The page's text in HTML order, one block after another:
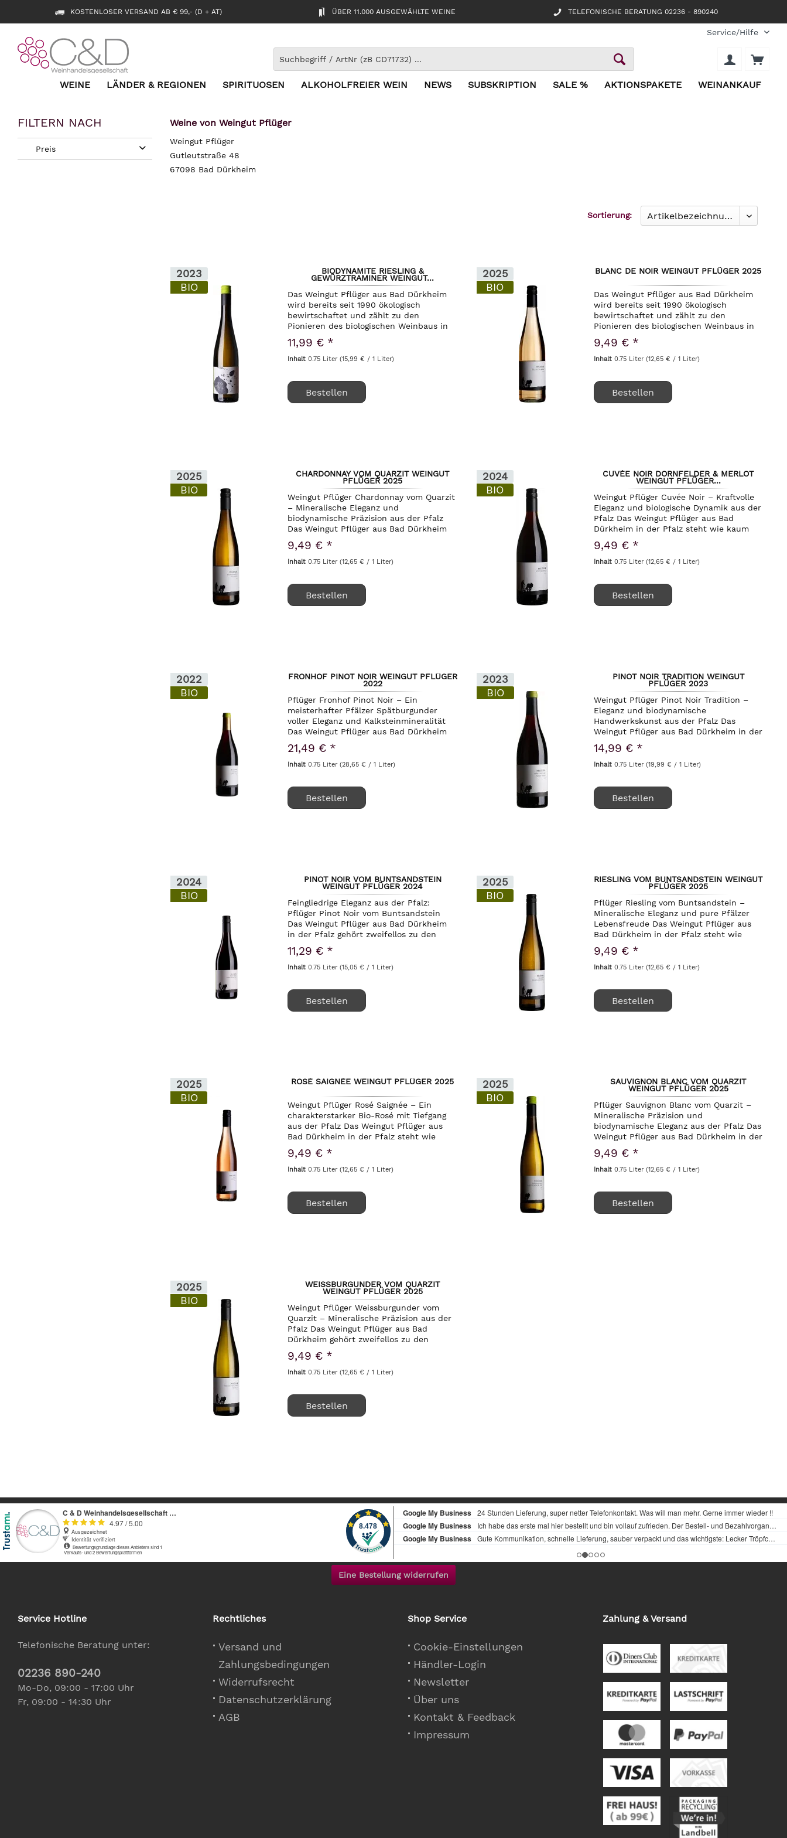
KOSTENLOSER VERSAND AB € 99,- (D + AT) ÜBER 11.000 AUSGEWÄHLTE WEINE TELEFONISCHE BERATUNG 02236 - 890240
Service/Hilfe
WEINE LÄNDER & REGIONEN SPIRITUOSEN ALKOHOLFREIER WEIN NEWS SUBSKRIPTION SALE % AKTIONSPAKETE WEINANKAUF
FILTERN NACH
Preis
Weine von Weingut Pflüger
Weingut Pflüger
Gutleutstraße 48
67098 Bad Dürkheim
Sortierung:
2023
BIO
BIODYNAMITE RIESLING &
GEWÜRZTRAMINER WEINGUT...
Das Weingut Pflüger aus Bad Dürkheim
wird bereits seit 1990 ökologisch
bewirtschaftet und zählt zu den
Pionieren des biologischen Weinbaus in
der Pfalz. Seit 2007 geht es hier richtig
rund und der Junior Alexander Pflüger
übernimmt die...
11,99 € *
Inhalt0.75 Liter(15,99 € / 1 Liter)
Bestellen
2025
BIO
BLANC DE NOIR WEINGUT PFLÜGER 2025
Das Weingut Pflüger aus Bad Dürkheim
wird bereits seit 1990 ökologisch
bewirtschaftet und zählt zu den
Pionieren des biologischen Weinbaus in
der Pfalz. Seit 2007 geht es hier richtig
rund und der Junior Alexander Pflüger
übernimmt die...
9,49 € *
Inhalt 0.75 Liter (12,65 € / 1 Liter)
Bestellen
2025
BIO
CHARDONNAY VOM QUARZIT WEINGUT
PFLÜGER 2025
Weingut Pflüger Chardonnay vom Quarzit
– Mineralische Eleganz und
biodynamische Präzision aus der Pfalz
Das Weingut Pflüger aus Bad Dürkheim
in der Pfalz steht wie kaum ein zweites
für die Symbiose aus traditionellem
Handwerk, visionärem...
9,49 € *
Inhalt0.75 Liter(12,65 € / 1 Liter)
Bestellen
2024
BIO
CUVÉE NOIR DORNFELDER & MERLOT
WEINGUT PFLÜGER...
Weingut Pflüger Cuvée Noir – Kraftvolle
Eleganz und biologische Dynamik aus der
Pfalz Das Weingut Pflüger aus Bad
Dürkheim in der Pfalz steht wie kaum
ein anderes für den harmonischen
Einklang von Natur, Handwerk und
Herkunft. Unter der...
9,49 € *
Inhalt 0.75 Liter (12,65 € / 1 Liter)
Bestellen
2022
BIO
FRONHOF PINOT NOIR WEINGUT PFLÜGER
2022
Pflüger Fronhof Pinot Noir – Ein
meisterhafter Pfälzer Spätburgunder
voller Eleganz und Kalksteinmineralität
Das Weingut Pflüger aus Bad Dürkheim
in der Pfalz steht wie kaum ein anderes
für den respektvollen Umgang mit der
Natur und eine...
21,49 € *
Inhalt0.75 Liter(28,65 € / 1 Liter)
Bestellen
2023
BIO
PINOT NOIR TRADITION WEINGUT
PFLÜGER 2023
Weingut Pflüger Pinot Noir Tradition –
Eleganz und biodynamische
Handwerkskunst aus der Pfalz Das
Weingut Pflüger aus Bad Dürkheim in der
Pfalz steht wie kaum ein anderes für die
harmonische Verbindung von
traditionellem Handwerk und...
14,99 € *
Inhalt 0.75 Liter (19,99 € / 1 Liter)
Bestellen
2024
BIO
PINOT NOIR VOM BUNTSANDSTEIN
WEINGUT PFLÜGER 2024
Feingliedrige Eleganz aus der Pfalz:
Pflüger Pinot Noir vom Buntsandstein
Das Weingut Pflüger aus Bad Dürkheim
in der Pfalz gehört zweifellos zu den
spannendsten Pionieren des
biodynamischen Weinbaus in
Deutschland. Mit einer tiefen...
11,29 € *
Inhalt0.75 Liter(15,05 € / 1 Liter)
Bestellen
2025
BIO
RIESLING VOM BUNTSANDSTEIN WEINGUT
PFLÜGER 2025
Pflüger Riesling vom Buntsandstein –
Mineralische Eleganz und pure Pfälzer
Lebensfreude Das Weingut Pflüger aus
Bad Dürkheim in der Pfalz steht wie
kaum ein anderes für die harmonische
Verbindung von traditionellem Handwerk
und...
9,49 € *
Inhalt 0.75 Liter (12,65 € / 1 Liter)
Bestellen
2025
BIO
ROSÉ SAIGNÉE WEINGUT PFLÜGER 2025
Weingut Pflüger Rosé Saignée – Ein
charakterstarker Bio-Rosé mit Tiefgang
aus der Pfalz Das Weingut Pflüger aus
Bad Dürkheim in der Pfalz steht wie
kaum ein zweites für die gelungene
Symbiose aus handwerklicher Präzision
und tiefem...
9,49 € *
Inhalt0.75 Liter(12,65 € / 1 Liter)
Bestellen
2025
BIO
SAUVIGNON BLANC VOM QUARZIT
WEINGUT PFLÜGER 2025
Pflüger Sauvignon Blanc vom Quarzit –
Mineralische Präzision und
biodynamische Eleganz aus der Pfalz Das
Weingut Pflüger aus Bad Dürkheim in der
Pfalz gehört zweifellos zu den
wegweisenden Betrieben, wenn es um
die Symbiose aus...
9,49 € *
Inhalt 0.75 Liter (12,65 € / 1 Liter)
Bestellen
2025
BIO
WEISSBURGUNDER VOM QUARZIT
WEINGUT PFLÜGER 2025
Weingut Pflüger Weissburgunder vom
Quarzit – Mineralische Präzision aus der
Pfalz Das Weingut Pflüger aus Bad
Dürkheim gehört zweifellos zu den
visionären Vorreitern des
biodynamischen Weinbaus in der Pfalz.
Mit unbändiger Leidenschaft...
9,49 € *
Inhalt0.75 Liter(12,65 € / 1 Liter)
Bestellen
Eine Bestellung widerrufen
Service Hotline
Telefonische Beratung unter:
02236 890-240
Mo-Do, 09:00 - 17:00 Uhr
Fr, 09:00 - 14:30 Uhr
Rechtliches
Versand und
Zahlungsbedingungen
Widerrufsrecht
Datenschutzerklärung
AGB
Shop Service
Cookie-Einstellungen
Händler-Login
Newsletter
Über uns
Kontakt & Feedback
Impressum
Zahlung & Versand